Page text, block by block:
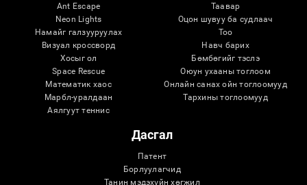
Ant Escape
Neon Lights
Намайг галзууруулах
Визуал кроссворд
Хосыг ол
Space Rescue
Математик хаос
Марбл-уралдаан
Аялгуут теннис
Таавар
Оцон шувуу ба судлаач
Тоо
Навч барих
Бөмбөгийг тэслэ
Оюун ухааны тоглоом
Онлайн санах ойн тоглоомууд
Тархины тоглоомууд
Дасгал
Патент
Борлуулагчид
Танин мэдэхүйн хөгжил